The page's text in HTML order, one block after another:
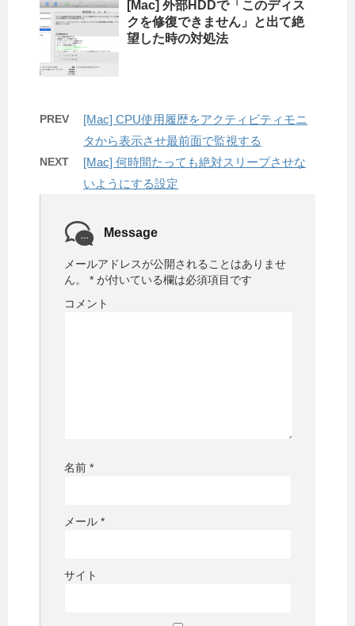
[Mac] 外部HDDで「このディス
クを修復できません」と出て絶
望した時の対処法
PREV
[Mac] CPU使用履歴をアクティビティモニ
タから表示させ最前面で監視する
NEXT
[Mac] 何時間たっても絶対スリープさせな
いようにする設定
Message
メールアドレスが公開されることはありませ
ん。
* が付いている欄は必須項目です
コメント
名前 *
メール *
サイト